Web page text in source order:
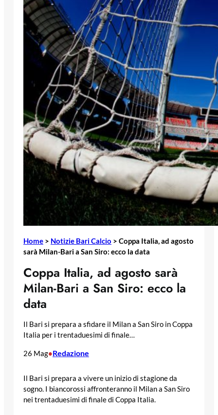
Home > Notizie Bari Calcio > Coppa Italia, ad agosto
sarà Milan-Bari a San Siro: ecco la data
Coppa Italia, ad agosto sarà
Milan-Bari a San Siro: ecco la
data
Il Bari si prepara a sfidare il Milan a San Siro in Coppa
Italia per i trentaduesimi di finale…
26 Mag•Redazione
Il Bari si prepara a vivere un inizio di stagione da
sogno. I biancorossi affronteranno il Milan a San Siro
nei trentaduesimi di finale di Coppa Italia.